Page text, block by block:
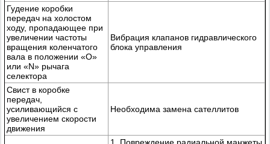
Гудение коробки
передач на холостом
ходу, пропадающее при
увеличении частоты
вращения коленчатого
вала в положении «О»
или «N» рычага
селектора
Вибрация клапанов гидравлического
блока управления
Свист в коробке
передач,
усиливающийся с
увеличением скорости
движения
Необходима замена сателлитов